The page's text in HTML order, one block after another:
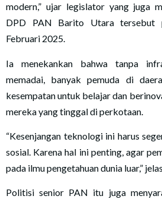
modern,” ujar legislator yang juga
DPD PAN Barito Utara tersebut
Februari 2025.
Ia menekankan bahwa tanpa
memadai, banyak pemuda di
kesempatan untuk belajar dan
mereka yang tinggal di perkotaan.
“Kesenjangan teknologi ini harus
sosial. Karena hal ini penting, agar
pada ilmu pengetahuan dunia luar,”
Politisi senior PAN itu juga